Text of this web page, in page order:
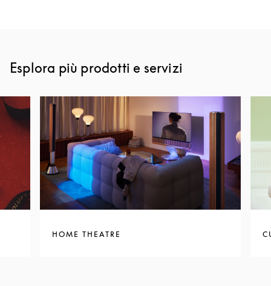
Esplora più prodotti e servizi
HOME THEATRE